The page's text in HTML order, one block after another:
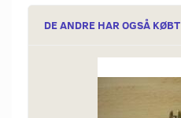
DE ANDRE HAR OGSÅ KØBT